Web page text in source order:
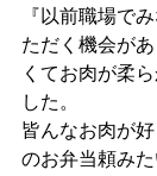
『以前職場で
ただく機会が
くてお肉が柔
した。
皆んなお肉が
のお弁当頼み